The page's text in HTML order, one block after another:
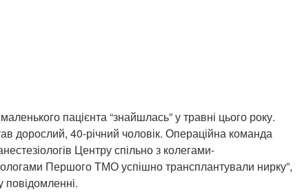
пацієнта “знайшлась” у травні цього року.
дорослий, 40-річний чоловік. Операційна команда
Центру спільно з колегами-
Першого ТМО успішно трансплантували нирку”,